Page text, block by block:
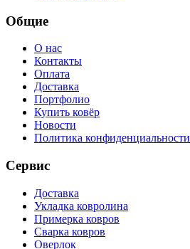
Общие
О нас
Контакты
Оплата
Доставка
Портфолио
Купить ковёр
Новости
Политика конфиденциальности
Сервис
Доставка
Укладка ковролина
Примерка ковров
Сварка ковров
Оверлок